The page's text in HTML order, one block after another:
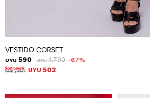
VESTIDO CORSET
UYU 590 UYU 1.790 67
UYU 502